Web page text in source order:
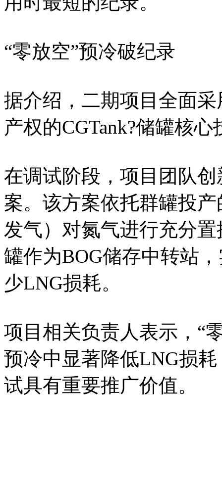
“零放空”预冷破纪录
据介绍，二期项目全面
产权的CGTank?储罐核心
在调试阶段，项目团队
案。该方案依托群罐投
发气）对氮气进行充分
罐作为BOG储存中转站
少LNG损耗。
项目相关负责人表示，“
预冷中显著降低LNG损
试具有重要推广价值。